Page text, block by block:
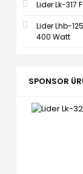
Lider Lk-317
Lider Lhb-
400 Watt
SPONSOR